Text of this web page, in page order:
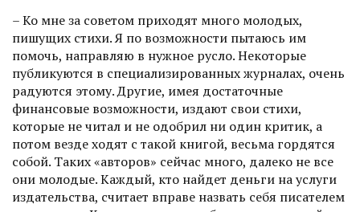
– Ко мне за советом приходят много молодых,
пишущих стихи. Я по возможности пытаюсь им
помочь, направляю в нужное русло. Некоторые
публикуются в специализированных журналах, очень
радуются этому. Другие, имея достаточные
финансовые возможности, издают свои стихи,
которые не читал и не одобрил ни один критик, а
потом везде ходят с такой книгой, весьма гордятся
собой. Таких «авторов» сейчас много, далеко не все
они молодые. Каждый, кто найдет деньги на услуги
издательства, считает вправе назвать себя писателем